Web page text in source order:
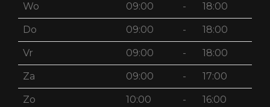
Wo 09:00 - 18:00
Do 09:00 - 18:00
Vr 09:00 - 18:00
Za 09:00 - 17:00
Zo 10:00 - 16:00